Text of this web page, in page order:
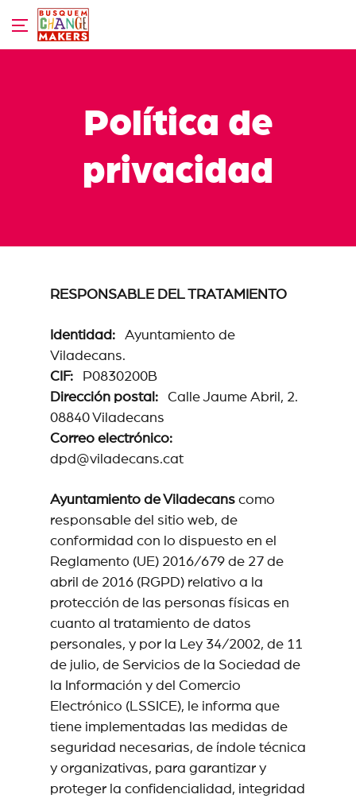
content
Política de
privacidad
RESPONSABLE DEL TRATAMIENTO
Identidad: Ayuntamiento de
Viladecans.
CIF: P0830200B
Dirección postal: Calle Jaume Abril, 2.
08840 Viladecans
Correo electrónico:
dpd@viladecans.cat
Ayuntamiento de Viladecans como
responsable del sitio web, de
conformidad con lo dispuesto en el
Reglamento (UE) 2016/679 de 27 de
abril de 2016 (RGPD) relativo a la
protección de las personas físicas en
cuanto al tratamiento de datos
personales, y por la Ley 34/2002, de 11
de julio, de Servicios de la Sociedad de
la Información y del Comercio
Electrónico (LSSICE), le informa que
tiene implementadas las medidas de
seguridad necesarias, de índole técnica
y organizativas, para garantizar y
proteger la confidencialidad, integridad